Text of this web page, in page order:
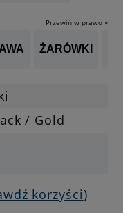
Przewiń w prawo »
ŻARÓWKI
/ Gold
korzyści)